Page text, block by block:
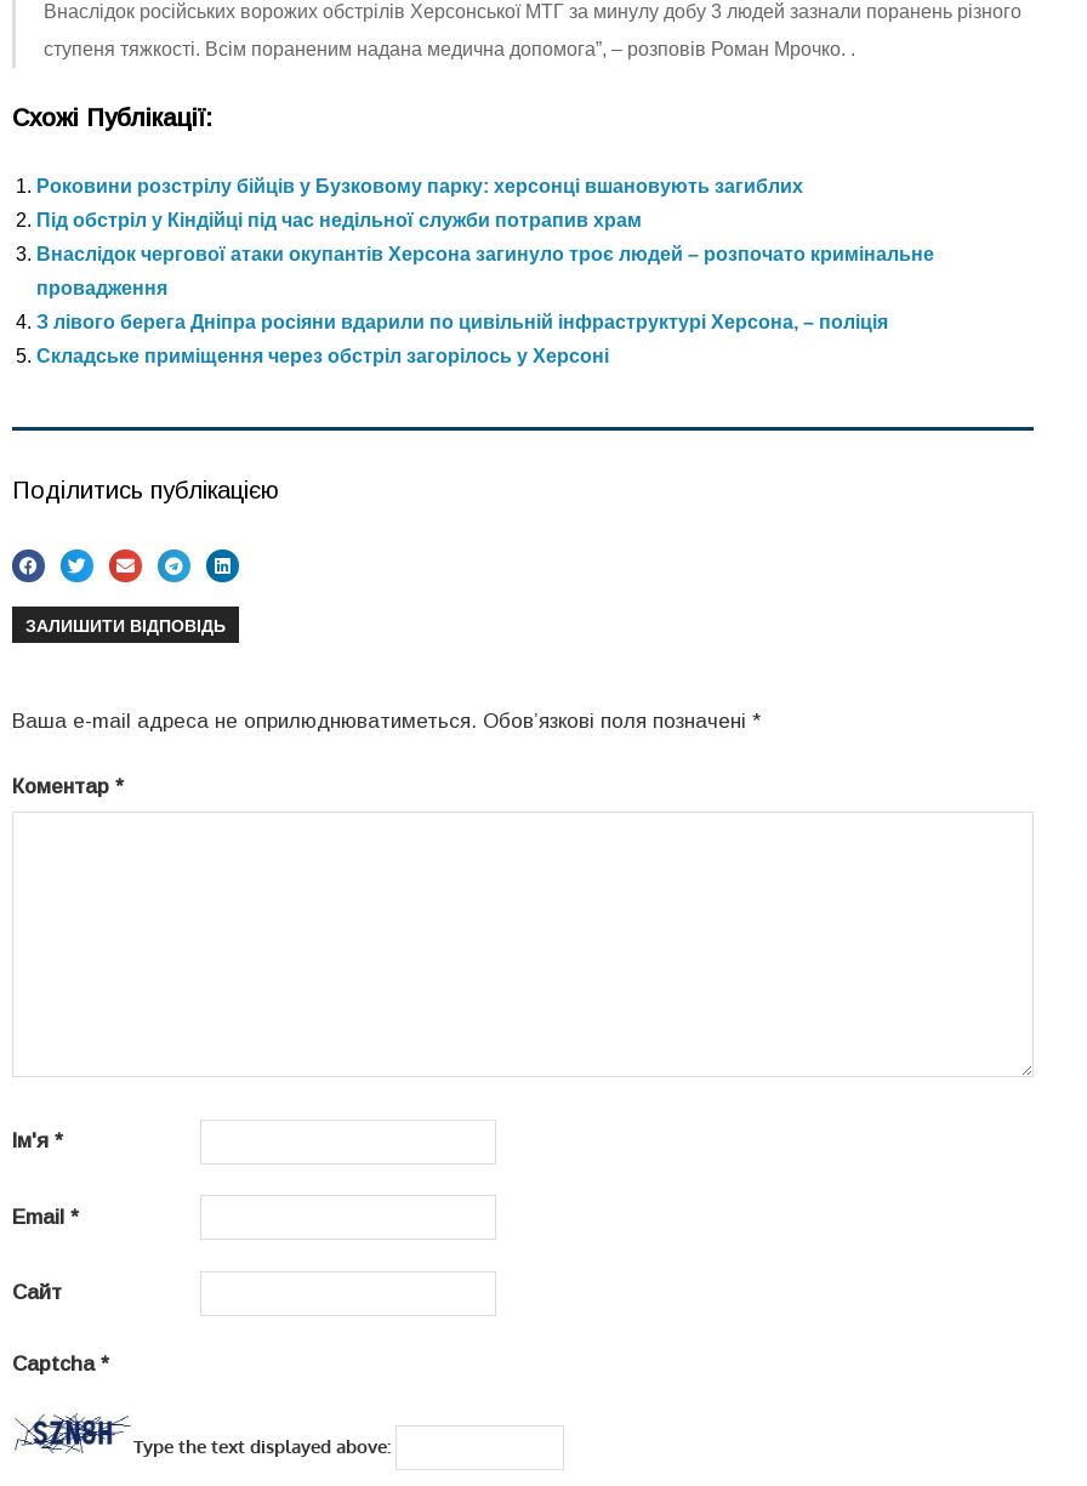
Внаслідок російських ворожих обстрілів Херсонської МТГ за минулу добу 3 людей зазнали поранень різного
ступеня тяжкості. Всім пораненим надана медична допомога”, – розповів Роман Мрочко. .
Схожі Публікації:
Роковини розстрілу бійців у Бузковому парку: херсонці вшановують загиблих
Під обстріл у Кіндійці під час недільної служби потрапив храм
Внаслідок чергової атаки окупантів Херсона загинуло троє людей – розпочато кримінальне
провадження
З лівого берега Дніпра росіяни вдарили по цивільній інфраструктурі Херсона, – поліція
Складське приміщення через обстріл загорілось у Херсоні
Поділитись публікацією
ЗАЛИШИТИ ВІДПОВІДЬ
Ваша e-mail адреса не оприлюднюватиметься. Обов’язкові поля позначені *
Коментар *
Ім'я *
Email *
Сайт
Captcha *
Type the text displayed above: